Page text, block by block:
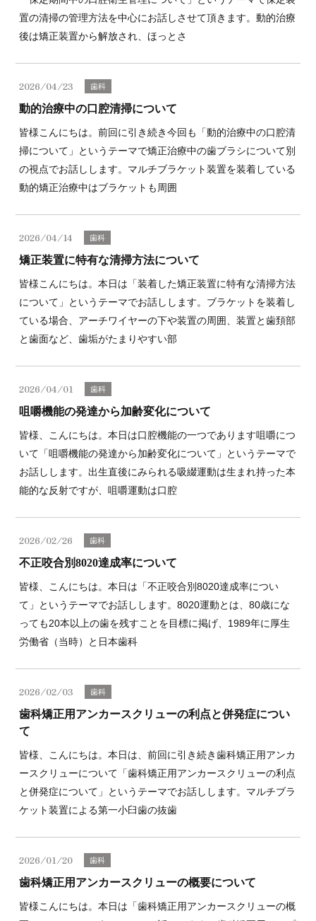
置の清掃の管理方法を中心にお話しさせて頂きます。動的治療
後は矯正装置から解放され、ほっとさ
2026/04/23 歯科
動的治療中の口腔清掃について
皆様こんにちは。前回に引き続き今回も「動的治療中の口腔清
掃について」というテーマで矯正治療中の歯ブラシについて別
の視点でお話しします。マルチブラケット装置を装着している
動的矯正治療中はブラケットも周囲
2026/04/14 歯科
矯正装置に特有な清掃方法について
皆様こんにちは。本日は「装着した矯正装置に特有な清掃方法
について」というテーマでお話しします。ブラケットを装着し
ている場合、アーチワイヤーの下や装置の周囲、装置と歯頚部
と歯面など、歯垢がたまりやすい部
2026/04/01 歯科
咀嚼機能の発達から加齢変化について
皆様、こんにちは。本日は口腔機能の一つであります咀嚼につ
いて「咀嚼機能の発達から加齢変化について」というテーマで
お話しします。出生直後にみられる吸綴運動は生まれ持った本
能的な反射ですが、咀嚼運動は口腔
2026/02/26 歯科
不正咬合別8020達成率について
皆様、こんにちは。本日は「不正咬合別8020達成率につい
て」というテーマでお話しします。8020運動とは、80歳にな
っても20本以上の歯を残すことを目標に掲げ、1989年に厚生
労働省（当時）と日本歯科
2026/02/03 歯科
歯科矯正用アンカースクリューの利点と併発症につい
て
皆様、こんにちは。本日は、前回に引き続き歯科矯正用アンカ
ースクリューについて「歯科矯正用アンカースクリューの利点
と併発症について」というテーマでお話しします。マルチブラ
ケット装置による第一小臼歯の抜歯
2026/01/20 歯科
歯科矯正用アンカースクリューの概要について
皆様こんにちは。本日は「歯科矯正用アンカースクリューの概